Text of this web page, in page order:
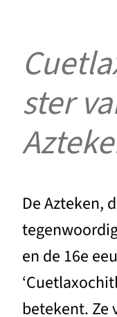
ster
De Azteken,
en de 16e
betekent. Ze